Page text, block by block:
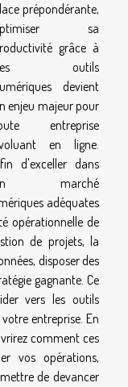
prépondérante,
sa
grâce à
outils
devient
enjeu majeur pour
entreprise
en ligne.
d'exceller dans
marché
adéquates
opérationnelle de
de projets, la
disposer des
gagnante. Ce
vers les outils
entreprise. En
comment ces
vos opérations,
de devancer